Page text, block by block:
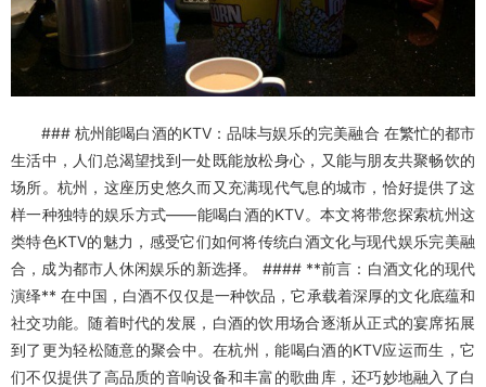
### 杭州能喝白酒的KTV：品味与娱乐的完美融合 在繁忙的都市
生活中，人们总渴望找到一处既能放松身心，又能与朋友共聚畅饮的
场所。杭州，这座历史悠久而又充满现代气息的城市，恰好提供了这
样一种独特的娱乐方式——能喝白酒的KTV。本文将带您探索杭州这
类特色KTV的魅力，感受它们如何将传统白酒文化与现代娱乐完美融
合，成为都市人休闲娱乐的新选择。 #### **前言：白酒文化的现代
演绎** 在中国，白酒不仅仅是一种饮品，它承载着深厚的文化底蕴和
社交功能。随着时代的发展，白酒的饮用场合逐渐从正式的宴席拓展
到了更为轻松随意的聚会中。在杭州，能喝白酒的KTV应运而生，它
们不仅提供了高品质的音响设备和丰富的歌曲库，还巧妙地融入了白